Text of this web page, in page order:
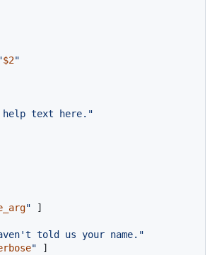
$2"
help text here."
"
told us your name."
"